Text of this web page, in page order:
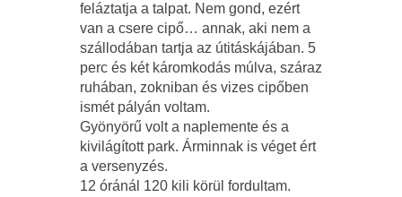
feláztatja a talpat. Nem gond, ezért
van a csere cipő… annak, aki nem a
szállodában tartja az útitáskájában. 5
perc és két káromkodás múlva, száraz
ruhában, zokniban és vizes cipőben
ismét pályán voltam.
Gyönyörű volt a naplemente és a
kivilágított park. Árminnak is véget ért
a versenyzés.
12 óránál 120 kili körül fordultam.